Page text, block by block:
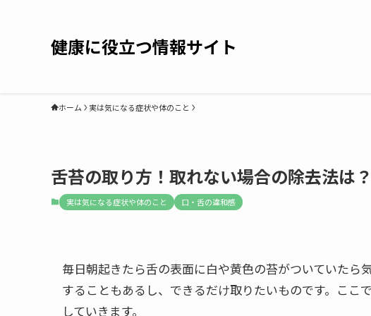
健康に役立つ情報サイト
ホーム 実は気になる症状や体のこと
舌苔の取り方！取れない場合の除去法は
実は気になる症状や体のこと 口・舌の違和感
毎日朝起きたら舌の表面に白や黄色の苔がついていたら
することもあるし、できるだけ取りたいものです。ここ
していきます。